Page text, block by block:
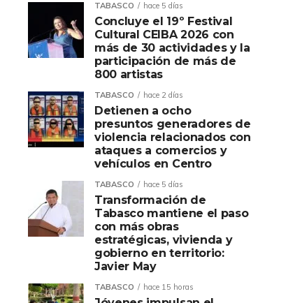
TABASCO hace 5 días
Concluye el 19º Festival
Cultural CEIBA 2026 con
más de 30 actividades y la
participación de más de
800 artistas
TABASCO hace 2 días
Detienen a ocho
presuntos generadores de
violencia relacionados con
ataques a comercios y
vehículos en Centro
TABASCO hace 5 días
Transformación de
Tabasco mantiene el paso
con más obras
estratégicas, vivienda y
gobierno en territorio:
Javier May
TABASCO hace 15 horas